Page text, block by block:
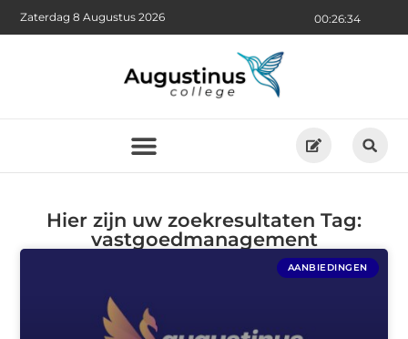
00:26:34
Zaterdag 8 Augustus 2026
Hier zijn uw zoekresultaten Tag:
vastgoedmanagement
AANBIEDINGEN